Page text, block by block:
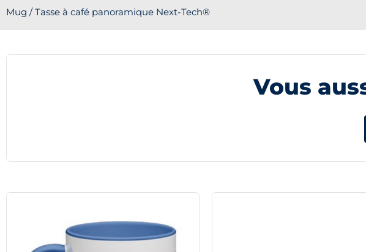
Mug / Tasse à café panoramique Next-Tech®
Vous